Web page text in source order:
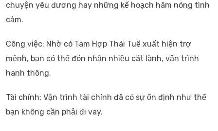
chuyện yêu đương hay những kế hoạch hâm nóng tình
cảm.
Công việc: Nhờ có Tam Hợp Thái Tuế xuất hiện trợ
mệnh, bạn có thể đón nhận nhiều cát lành, vận trình
hanh thông.
Tài chính: Vận trình tài chính đã có sự ổn định như thế
bạn không cần phải đi vay.